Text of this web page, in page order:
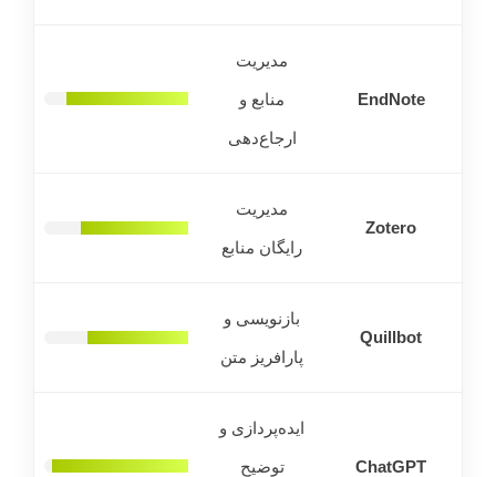
EndNote
مدیریت
منابع و
ارجاع‌دهی
Zotero
مدیریت
رایگان منابع
Quillbot
بازنویسی و
پارافریز متن
ChatGPT
ایده‌پردازی و
توضیح